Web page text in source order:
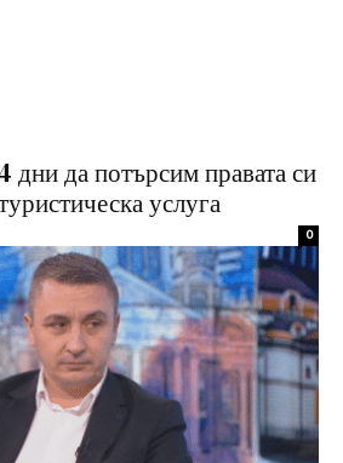
да потърсим правата си
услуга
0